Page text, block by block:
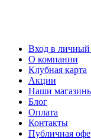
Вход в личный
О компании
Клубная карта
Акции
Наши
Блог
Оплата
Контакты
Публичная